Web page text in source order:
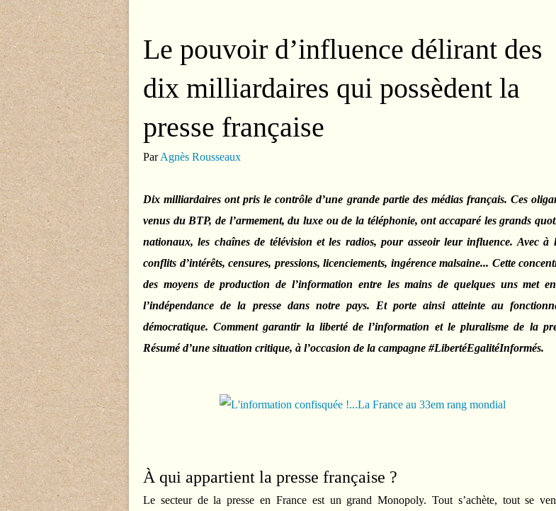
Le pouvoir d’influence délirant des
dix milliardaires qui possèdent la
presse française
ParAgnès Rousseaux
Dix milliardaires ont pris le contrôle d’une grande partie des médias français. Ces
venus du BTP, de l’armement, du luxe ou de la téléphonie, ont accaparé les grands
nationaux, les chaînes de télévision et les radios, pour asseoir leur influence. Avec à
conflits d’intérêts, censures, pressions, licenciements, ingérence malsaine... Cette
des moyens de production de l’information entre les mains de quelques uns met
l’indépendance de la presse dans notre pays. Et porte ainsi atteinte au
démocratique. Comment garantir la liberté de l’information et le pluralisme de la
Résumé d’une situation critique, à l’occasion de la campagne #LibertéEgalitéInformés.
À qui appartient la presse française ?
Le secteur de la presse en France est un grand Monopoly. Tout s’achète, tout se